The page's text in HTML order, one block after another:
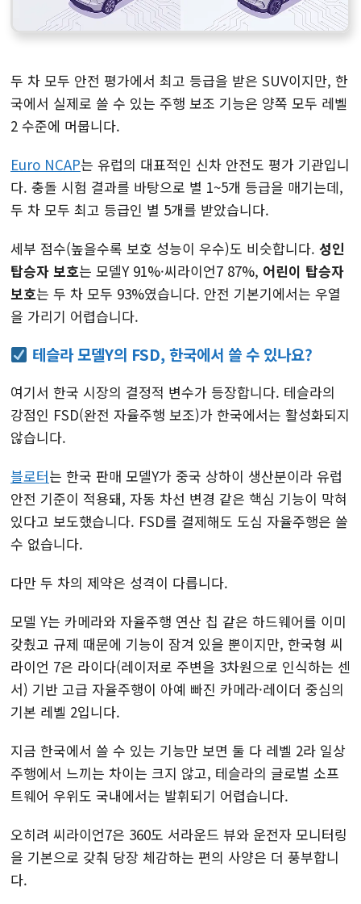
두 차 모두 안전 평가에서 최고 등급을 받은 SUV이지만, 한
국에서 실제로 쓸 수 있는 주행 보조 기능은 양쪽 모두 레벨
2 수준에 머뭅니다.
Euro NCAP는 유럽의 대표적인 신차 안전도 평가 기관입니
다. 충돌 시험 결과를 바탕으로 별 1~5개 등급을 매기는데,
두 차 모두 최고 등급인 별 5개를 받았습니다.
세부 점수(높을수록 보호 성능이 우수)도 비슷합니다. 성인
탑승자 보호는 모델Y 91%·씨라이언7 87%, 어린이 탑승자
보호는 두 차 모두 93%였습니다. 안전 기본기에서는 우열
을 가리기 어렵습니다.
테슬라 모델Y의 FSD, 한국에서 쓸 수 있나요?
여기서 한국 시장의 결정적 변수가 등장합니다. 테슬라의
강점인 FSD(완전 자율주행 보조)가 한국에서는 활성화되지
않습니다.
블로터는 한국 판매 모델Y가 중국 상하이 생산분이라 유럽
안전 기준이 적용돼, 자동 차선 변경 같은 핵심 기능이 막혀
있다고 보도했습니다. FSD를 결제해도 도심 자율주행은 쓸
수 없습니다.
다만 두 차의 제약은 성격이 다릅니다.
모델 Y는 카메라와 자율주행 연산 칩 같은 하드웨어를 이미
갖췄고 규제 때문에 기능이 잠겨 있을 뿐이지만, 한국형 씨
라이언 7은 라이다(레이저로 주변을 3차원으로 인식하는 센
서) 기반 고급 자율주행이 아예 빠진 카메라·레이더 중심의
기본 레벨 2입니다.
지금 한국에서 쓸 수 있는 기능만 보면 둘 다 레벨 2라 일상
주행에서 느끼는 차이는 크지 않고, 테슬라의 글로벌 소프
트웨어 우위도 국내에서는 발휘되기 어렵습니다.
오히려 씨라이언7은 360도 서라운드 뷰와 운전자 모니터링
을 기본으로 갖춰 당장 체감하는 편의 사양은 더 풍부합니
다.